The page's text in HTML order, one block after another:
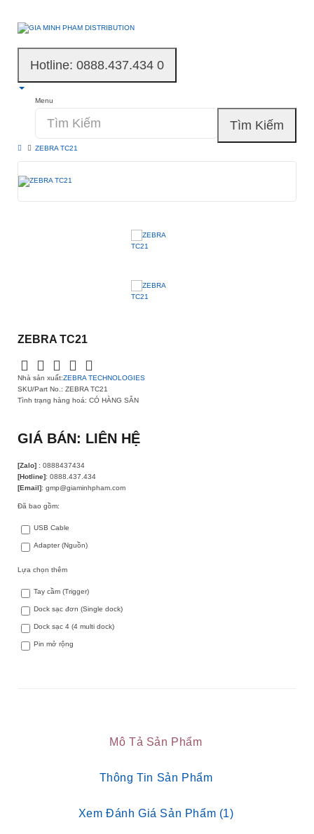
Hotline: 0888.437.434 0
Menu
Tìm Kiếm
ZEBRA TC21
ZEBRA TC21
Nhà sản xuất:ZEBRA TECHNOLOGIES
SKU/Part No.: ZEBRA TC21
Tình trạng hàng hoá: CÓ HÀNG SẴN
GIÁ BÁN: LIÊN HỆ
[Zalo] : 0888437434
[Hotline]: 0888.437.434
[Email]: gmp@giaminhpham.com
Đã bao gồm:
USB Cable
Adapter (Nguồn)
Lựa chọn thêm
Tay cầm (Trigger)
Dock sạc đơn (Single dock)
Dock sạc 4 (4 multi dock)
Pin mở rộng
Mô Tả Sản Phẩm
Thông Tin Sản Phẩm
Xem Đánh Giá Sản Phẩm (1)